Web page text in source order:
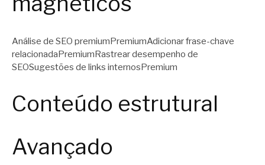
Análise de SEO premiumPremiumAdicionar frase-chave
relacionadaPremiumRastrear desempenho de
SEOSugestões de links internosPremium
Conteúdo estrutural
Avançado